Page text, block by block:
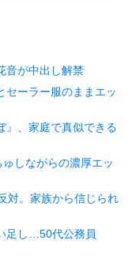
音が中出し解禁
セーラー服のままエッ
』、家庭で真似できる
しながらの濃厚エッ
対。家族から信じられ
足し…50代公務員